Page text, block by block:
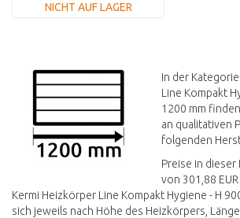
NICHT AUF LAGER
Vergleichen
In der
Line Kompakt
1200 mm
an qualitativen
folgenden
Preise in
von 301,88
Kermi Heizkörper Line Kompakt Hygiene - H
sich jeweils nach Höhe des Heizkörpers,